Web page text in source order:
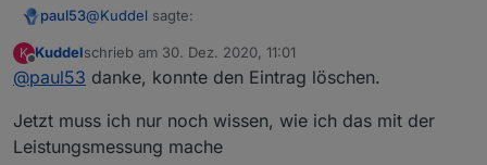
Vielen Dank schon einmal für eure Hilfe
paul53@Kuddel sagte:
Ich finde den DP unter alias.0 nicht wieder
Instanz admin.0 neu starten (nicht stoppen !).
K
Offline
Kuddelschrieb am 30. Dez. 2020, 11:01
zuletzt editiert von
@paul53 danke, konnte den Eintrag löschen.
Jetzt muss ich nur noch wissen, wie ich das mit der
Leistungsmessung mache